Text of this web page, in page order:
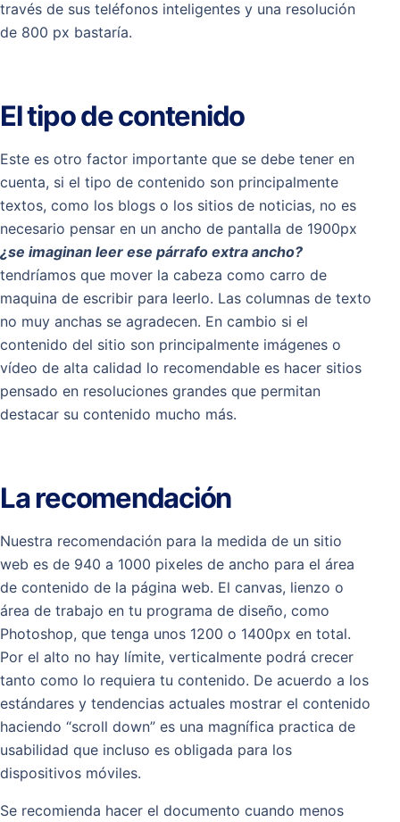
través de sus teléfonos inteligentes y una resolución
de 800 px bastaría.
El tipo de contenido
Este es otro factor importante que se debe tener en
cuenta, si el tipo de contenido son principalmente
textos, como los blogs o los sitios de noticias, no es
necesario pensar en un ancho de pantalla de 1900px
¿se imaginan leer ese párrafo extra ancho?
tendríamos que mover la cabeza como carro de
maquina de escribir para leerlo. Las columnas de texto
no muy anchas se agradecen. En cambio si el
contenido del sitio son principalmente imágenes o
vídeo de alta calidad lo recomendable es hacer sitios
pensado en resoluciones grandes que permitan
destacar su contenido mucho más.
La recomendación
Nuestra recomendación para la medida de un sitio
web es de 940 a 1000 pixeles de ancho para el área
de contenido de la página web. El canvas, lienzo o
área de trabajo en tu programa de diseño, como
Photoshop, que tenga unos 1200 o 1400px en total.
Por el alto no hay límite, verticalmente podrá crecer
tanto como lo requiera tu contenido. De acuerdo a los
estándares y tendencias actuales mostrar el contenido
haciendo “scroll down” es una magnífica practica de
usabilidad que incluso es obligada para los
dispositivos móviles.
Se recomienda hacer el documento cuando menos